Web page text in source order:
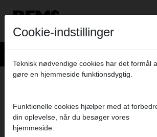
TØRRING, AFFUGTNING,
VIDEO FRA DENNE
Cookie-indstillinger
Teknisk nødvendige cookies har det formål
gøre en hjemmeside funktionsdygtig.
Funktionelle cookies hjælper med at
din oplevelse, når du besøger vores
hjemmeside.